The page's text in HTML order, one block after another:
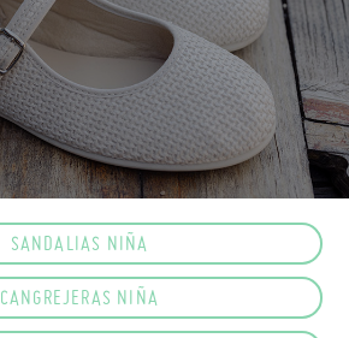
SANDALIAS NIÑA
CANGREJERAS NIÑA